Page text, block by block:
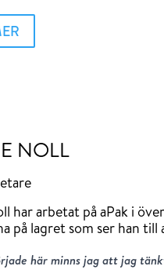
NOLL
har arbetat på aPak i
på lagret som ser han
här minns jag att jag